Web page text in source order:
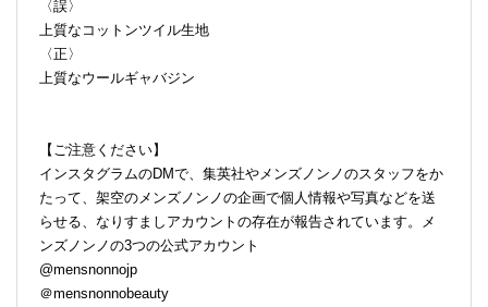
〈誤〉
上質なコットンツイル生地
〈正〉
上質なウールギャバジン
【ご注意ください】
インスタグラムのDMで、集英社やメンズノンノのスタッフをか
たって、架空のメンズノンノの企画で個人情報や写真などを送
らせる、なりすましアカウントの存在が報告されています。メ
ンズノンノの3つの公式アカウント
@mensnonnojp
＠mensnonnobeauty